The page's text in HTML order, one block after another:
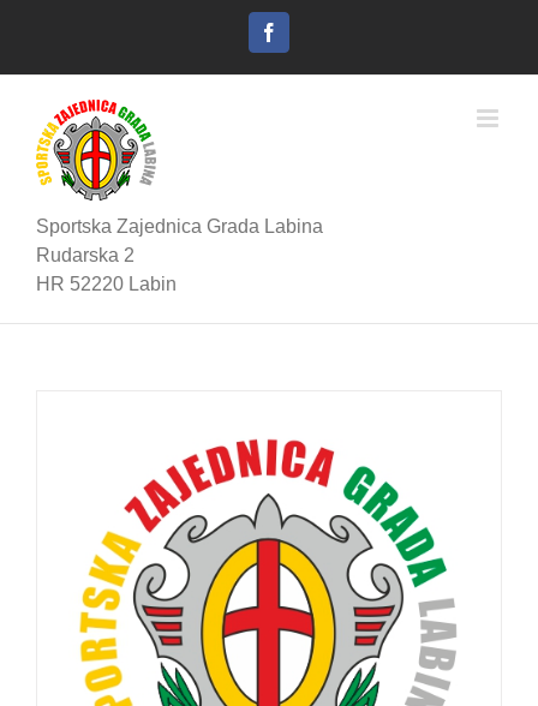
Facebook
Sportska Zajednica Grada Labina
Rudarska 2
HR 52220 Labin